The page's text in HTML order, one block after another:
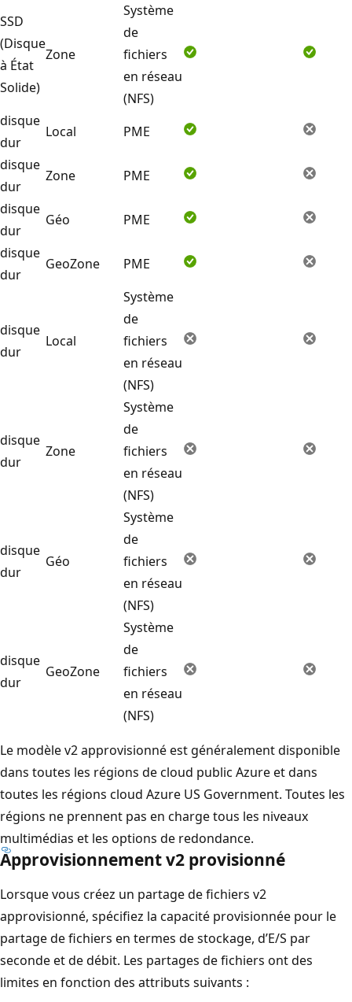
SSD
(Disque
à État
Solide)
Zone
Système
de
fichiers
en réseau
(NFS)
disque
dur
Local
PME
disque
dur
Zone
PME
disque
dur
Géo
PME
disque
dur
GeoZone PME
disque
dur
Local
Système
de
fichiers
en réseau
(NFS)
disque
dur
Zone
Système
de
fichiers
en réseau
(NFS)
disque
dur
Géo
Système
de
fichiers
en réseau
(NFS)
disque
dur
GeoZone
Système
de
fichiers
en réseau
(NFS)
Le modèle v2 approvisionné est généralement disponible
dans toutes les régions de cloud public Azure et dans
toutes les régions cloud Azure US Government. Toutes les
régions ne prennent pas en charge tous les niveaux
multimédias et les options de redondance.
Approvisionnement v2 provisionné
Lorsque vous créez un partage de fichiers v2
approvisionné, spécifiez la capacité provisionnée pour le
partage de fichiers en termes de stockage, d’E/S par
seconde et de débit. Les partages de fichiers ont des
limites en fonction des attributs suivants :